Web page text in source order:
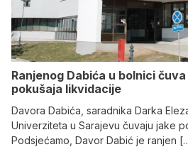
Ranjenog Dabića u bolnici
pokušaja likvidacije
Davora Dabića, saradnika Darka
Univerziteta u Sarajevu čuvaju jake
Podsjećamo, Davor Dabić je ranjen